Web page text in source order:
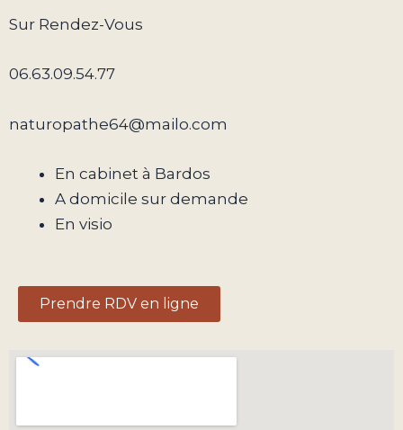
Sur Rendez-Vous
06.63.09.54.77
naturopathe64@mailo.com
En cabinet à Bardos
A domicile sur demande
En visio
Prendre RDV en ligne